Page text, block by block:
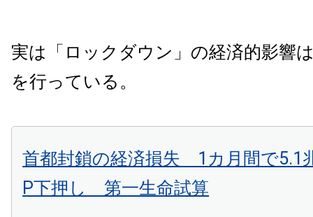
実は「ロックダウン」の経済的影響
を行っている。
首都封鎖の経済損失 1カ月間で5.1
P下押し 第一生命試算